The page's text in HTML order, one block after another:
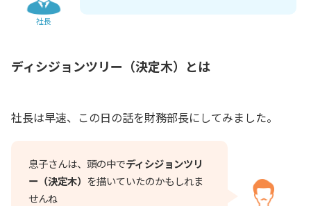
社長
ディシジョンツリー（決定木）とは
社長は早速、この日の話を財務部長にしてみました。
息子さんは、頭の中でディシジョンツリ
ー（決定木） を描いていたのかもしれま
せんね